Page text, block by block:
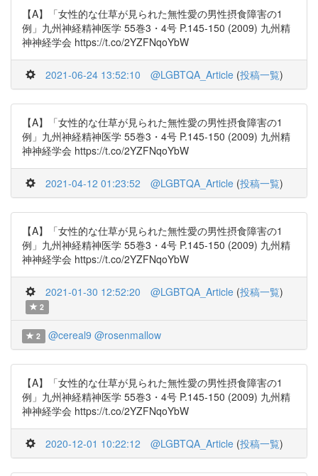
【A】「女性的な仕草が見られた無性愛の男性摂食障害の1
例」九州神経精神医学 55巻3・4号 P.145-150 (2009) 九州精
神神経学会 https://t.co/2YZFNqoYbW
2021-06-24 13:52:10 @LGBTQA_Article (投稿一覧)
【A】「女性的な仕草が見られた無性愛の男性摂食障害の1
例」九州神経精神医学 55巻3・4号 P.145-150 (2009) 九州精
神神経学会 https://t.co/2YZFNqoYbW
2021-04-12 01:23:52 @LGBTQA_Article (投稿一覧)
【A】「女性的な仕草が見られた無性愛の男性摂食障害の1
例」九州神経精神医学 55巻3・4号 P.145-150 (2009) 九州精
神神経学会 https://t.co/2YZFNqoYbW
2021-01-30 12:52:20 @LGBTQA_Article (投稿一覧)
2
2 @cereal9 @rosenmallow
【A】「女性的な仕草が見られた無性愛の男性摂食障害の1
例」九州神経精神医学 55巻3・4号 P.145-150 (2009) 九州精
神神経学会 https://t.co/2YZFNqoYbW
2020-12-01 10:22:12 @LGBTQA_Article (投稿一覧)